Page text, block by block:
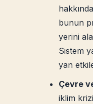
bunun
yerini
Sistem
yan
Çevre
iklim